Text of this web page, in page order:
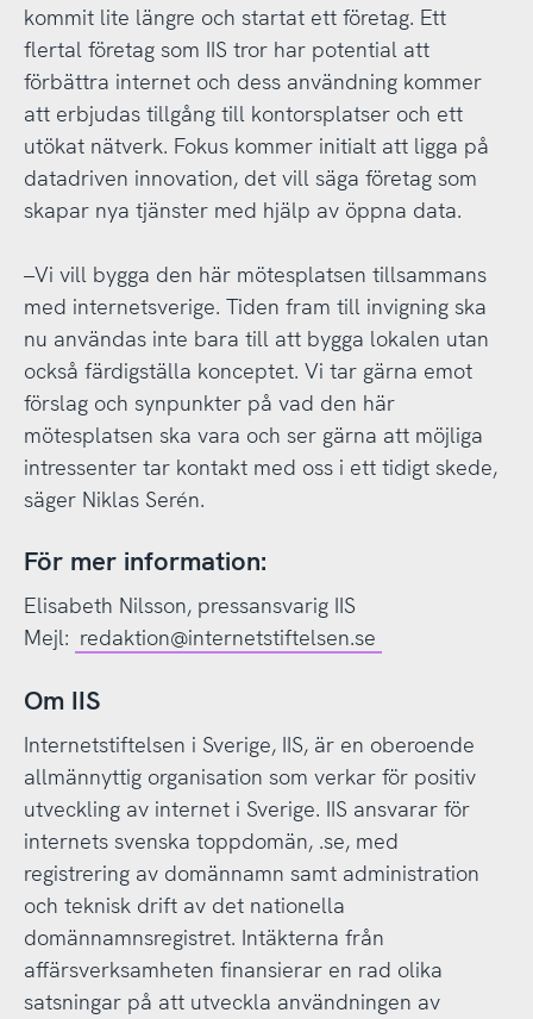
kommit lite längre och startat ett företag. Ett
flertal företag som IIS tror har potential att
förbättra internet och dess användning kommer
att erbjudas tillgång till kontorsplatser och ett
utökat nätverk. Fokus kommer initialt att ligga på
datadriven innovation, det vill säga företag som
skapar nya tjänster med hjälp av öppna data.
–Vi vill bygga den här mötesplatsen tillsammans
med internetsverige. Tiden fram till invigning ska
nu användas inte bara till att bygga lokalen utan
också färdigställa konceptet. Vi tar gärna emot
förslag och synpunkter på vad den här
mötesplatsen ska vara och ser gärna att möjliga
intressenter tar kontakt med oss i ett tidigt skede,
säger Niklas Serén.
För mer information:
Elisabeth Nilsson, pressansvarig IIS
Mejl: redaktion@internetstiftelsen.se
Om IIS
Internetstiftelsen i Sverige, IIS, är en oberoende
allmännyttig organisation som verkar för positiv
utveckling av internet i Sverige. IIS ansvarar för
internets svenska toppdomän, .se, med
registrering av domännamn samt administration
och teknisk drift av det nationella
domännamnsregistret. Intäkterna från
affärsverksamheten finansierar en rad olika
satsningar på att utveckla användningen av